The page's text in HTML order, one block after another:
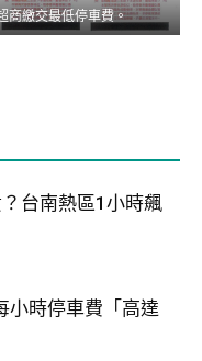
商繳交最低停車費。
台南熱區1小時飆
小時停車費「高達